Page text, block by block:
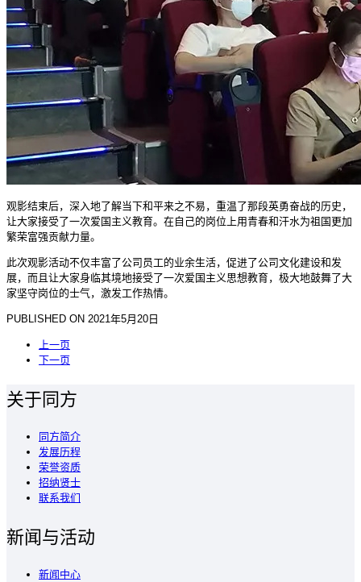
观影结束后，深入地了解当下和平来之不易，重温了那段英勇奋战的历史，
让大家接受了一次爱国主义教育。在自己的岗位上用青春和汗水为祖国更加
繁荣富强贡献力量。
此次观影活动不仅丰富了公司员工的业余生活，促进了公司文化建设和发
展，而且让大家身临其境地接受了一次爱国主义思想教育，极大地鼓舞了大
家坚守岗位的士气，激发工作热情。
PUBLISHED ON 2021年5月20日
上一页
下一页
关于同方
同方简介
发展历程
荣誉资质
招纳贤士
联系我们
新闻与活动
新闻中心